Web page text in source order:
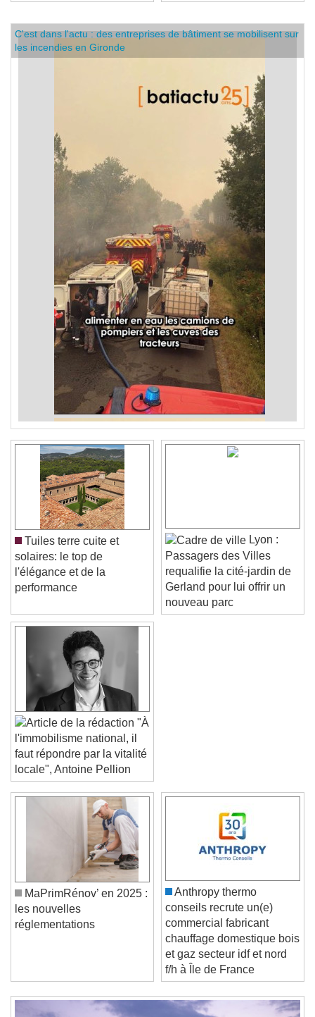
Video Player is loading.
Play Video
Skip Backward
Skip Forward
Unmute
Current Time0:00
/
Duration-:-
Loaded
Stream Type
Seek to live, currently behind liveLIVE
1x
Playback Rate
C'est dans l'actu : des entreprises de bâtiment se mobilisent sur
les incendies en Gironde
Tuiles terre cuite et
solaires: le top de
l'élégance et de la
performance
Lyon :
Passagers des Villes
requalifie la cité-jardin de
Gerland pour lui offrir un
nouveau parc
"À
l'immobilisme national, il
faut répondre par la vitalité
locale", Antoine Pellion
MaPrimRénov’ en 2025 :
les nouvelles
réglementations
Anthropy thermo
conseils recrute un(e)
commercial fabricant
chauffage domestique bois
et gaz secteur idf et nord
f/h à Île de France